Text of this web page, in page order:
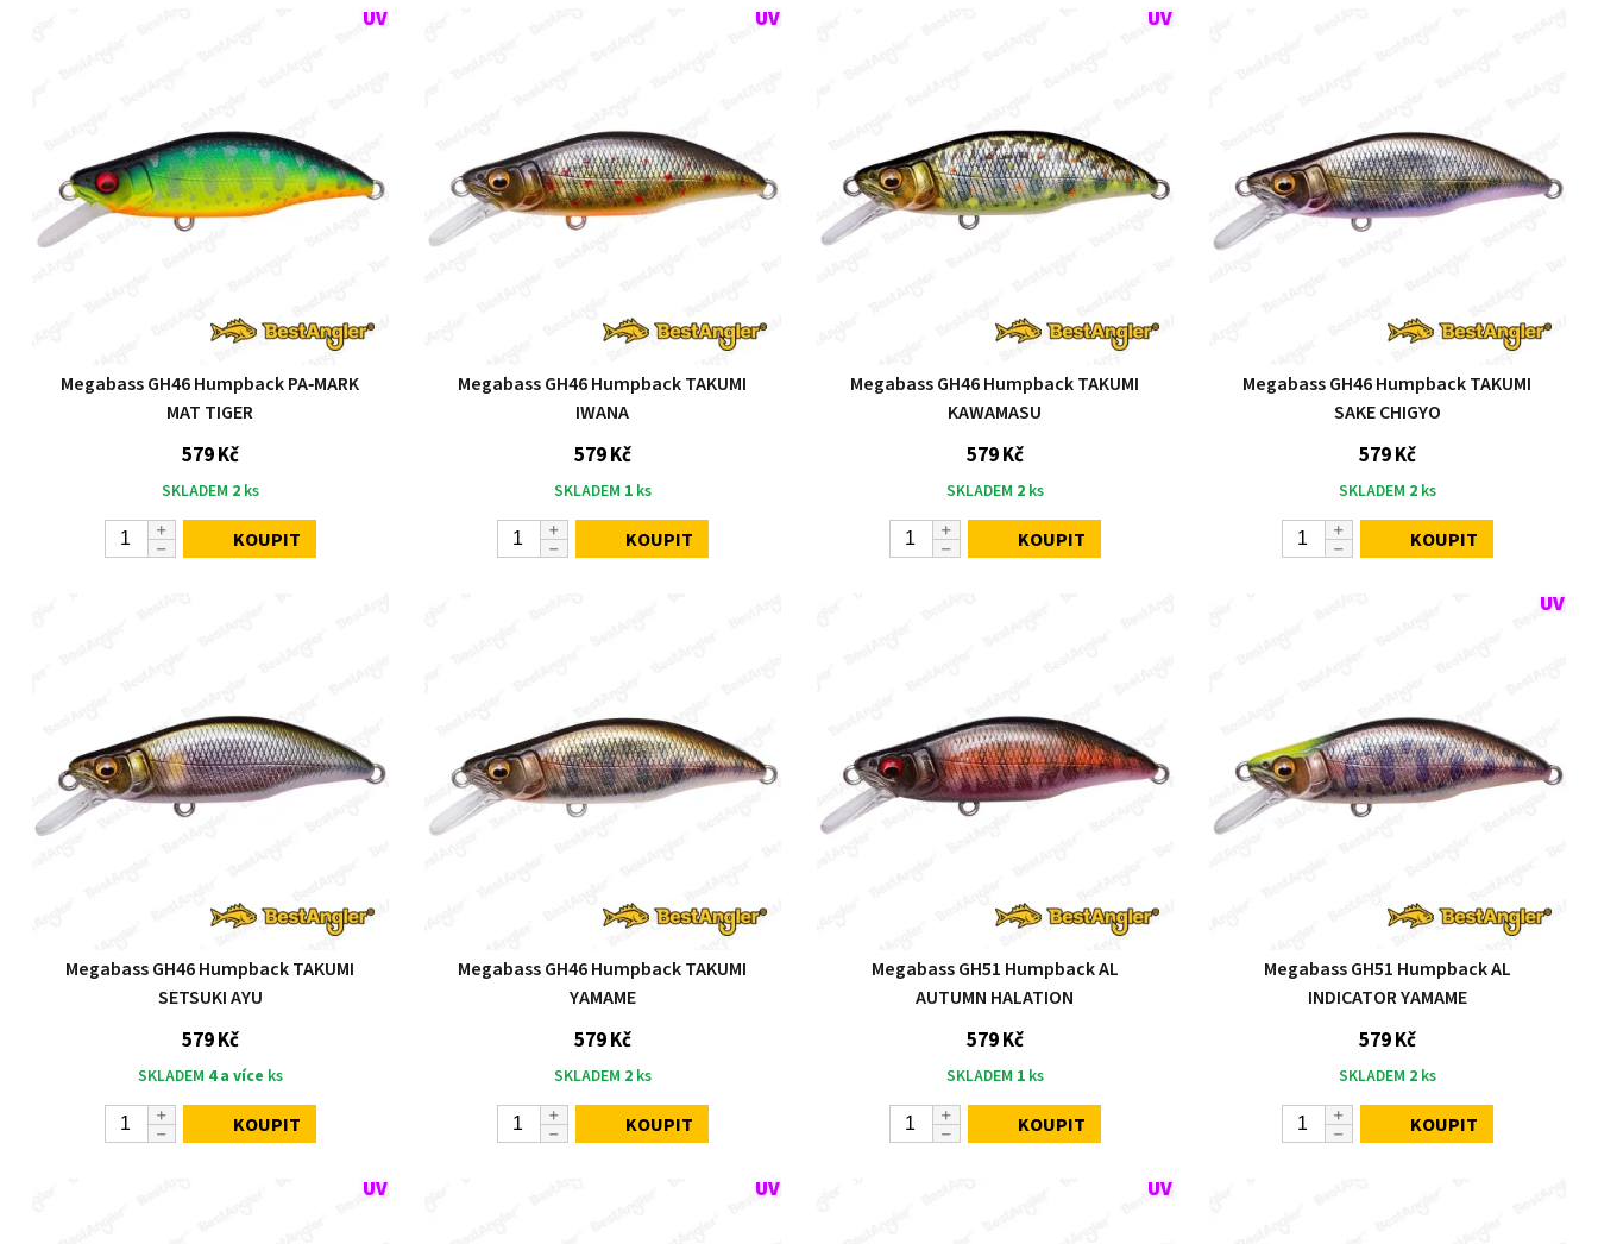
Megabass GH46 Humpback PA‑MARK
MAT TIGER
579 Kč
SKLADEM 2 ks
KOUPIT
Megabass GH46 Humpback TAKUMI
IWANA
579 Kč
SKLADEM 1 ks
KOUPIT
Megabass GH46 Humpback TAKUMI
KAWAMASU
579 Kč
SKLADEM 2 ks
KOUPIT
Megabass GH46 Humpback TAKUMI
SAKE CHIGYO
579 Kč
SKLADEM 2 ks
KOUPIT
Megabass GH46 Humpback TAKUMI
SETSUKI AYU
579 Kč
SKLADEM 4 a více ks
KOUPIT
Megabass GH46 Humpback TAKUMI
YAMAME
579 Kč
SKLADEM 2 ks
KOUPIT
Megabass GH51 Humpback AL
AUTUMN HALATION
579 Kč
SKLADEM 1 ks
KOUPIT
Megabass GH51 Humpback AL
INDICATOR YAMAME
579 Kč
SKLADEM 2 ks
KOUPIT